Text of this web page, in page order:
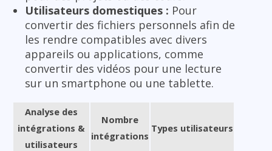
Utilisateurs domestiques : Pour
convertir des fichiers personnels afin de
les rendre compatibles avec divers
appareils ou applications, comme
convertir des vidéos pour une lecture
sur un smartphone ou une tablette.
Analyse des
intégrations &
utilisateurs
Nombre
intégrations
Types utilisateurs